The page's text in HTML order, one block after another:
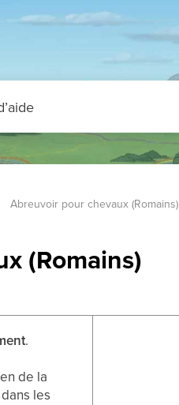
Abreuvoir pour chevaux (Romains)
(Romains)
.
de la
les